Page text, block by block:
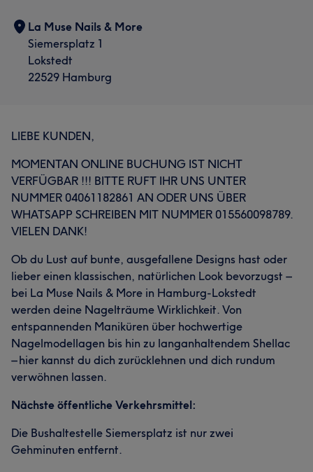
La Muse Nails & More
Siemersplatz 1
Lokstedt
22529 Hamburg
LIEBE KUNDEN,
MOMENTAN ONLINE BUCHUNG IST NICHT
VERFÜGBAR !!! BITTE RUFT IHR UNS UNTER
NUMMER 04061182861 AN ODER UNS ÜBER
WHATSAPP SCHREIBEN MIT NUMMER 015560098789.
VIELEN DANK!
Ob du Lust auf bunte, ausgefallene Designs hast oder
lieber einen klassischen, natürlichen Look bevorzugst –
bei La Muse Nails & More in Hamburg-Lokstedt
werden deine Nagelträume Wirklichkeit. Von
entspannenden Maniküren über hochwertige
Nagelmodellagen bis hin zu langanhaltendem Shellac
– hier kannst du dich zurücklehnen und dich rundum
verwöhnen lassen.
Nächste öffentliche Verkehrsmittel:
Die Bushaltestelle Siemersplatz ist nur zwei
Gehminuten entfernt.